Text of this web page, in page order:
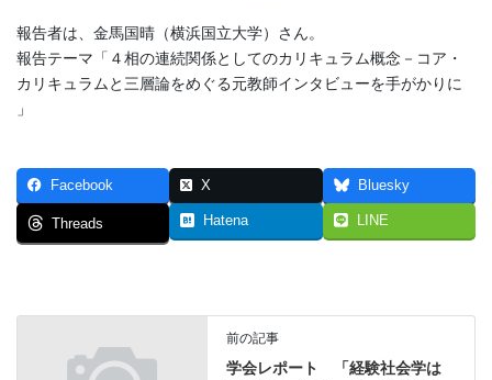
報告者は、金馬国晴（横浜国立大学）さん。
報告テーマ「４相の連続関係としてのカリキュラム概念－コア・
カリキュラムと三層論をめぐる元教師インタビューを手がかりに
」
Facebook X Bluesky
Threads Hatena LINE
前の記事
学会レポート 「経験社会学は